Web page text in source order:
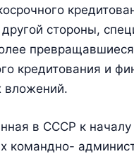
другой стороны,
кредитования и
вложений.
в СССР к началу
командно-